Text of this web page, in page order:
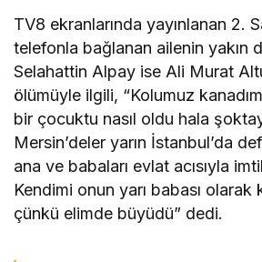
TV8 ekranlarında yayınlanan 2.
telefonla bağlanan ailenin yakın
Selahattin Alpay ise Ali Murat
ölümüyle ilgili, “Kolumuz
bir çocuktu nasıl oldu hala
Mersin’deler yarın İstanbul’da
ana ve babaları evlat acısıyla
Kendimi onun yarı babası
çünkü elimde büyüdü” dedi.